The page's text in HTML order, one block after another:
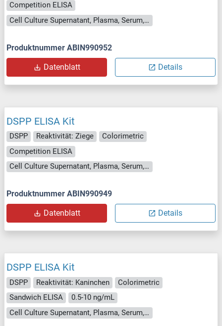
Competition ELISA
Cell Culture Supernatant, Plasma, Serum, Tissue Homogenate
Produktnummer ABIN990952
Datenblatt Details
DSPP ELISA Kit
DSPP Reaktivität: Ziege
Colorimetric
Competition ELISA
Cell Culture Supernatant, Plasma, Serum, Tissue Homogenate
Produktnummer ABIN990949
Datenblatt Details
DSPP ELISA Kit
DSPP Reaktivität: Kaninchen
Colorimetric
Sandwich ELISA
0.5-10 ng/mL
Cell Culture Supernatant, Plasma, Serum, Tissue Homogenate